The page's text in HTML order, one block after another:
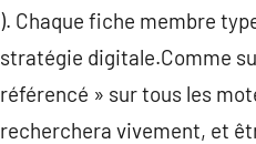
). Chaque fiche membre
stratégie digitale.Comme
référencé » sur tous les
recherchera vivement, et